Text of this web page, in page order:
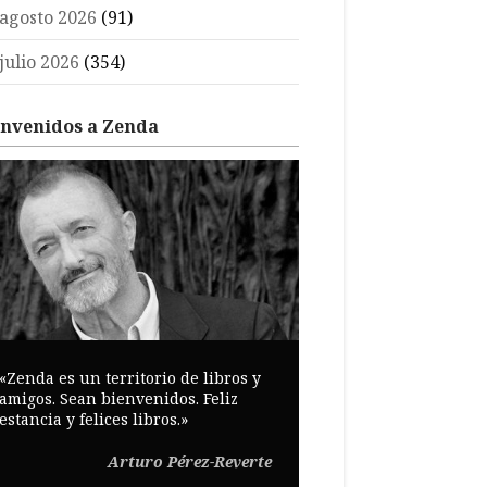
2026 (91)
2026 (354)
a Zenda
es un territorio de libros y
Sean bienvenidos. Feliz
y felices libros.»
Arturo Pérez-Reverte